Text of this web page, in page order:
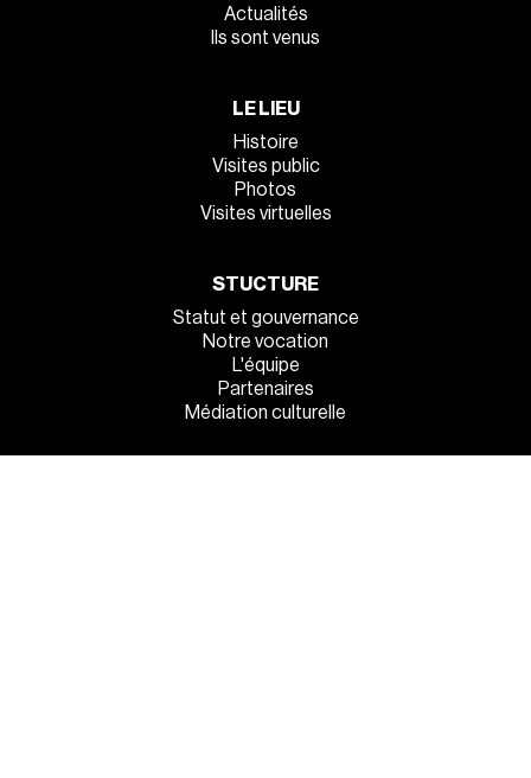
Actualités
Ils sont venus
LE LIEU
Histoire
Visites public
Photos
Visites virtuelles
STUCTURE
Statut et gouvernance
Notre vocation
L'équipe
Partenaires
Médiation culturelle